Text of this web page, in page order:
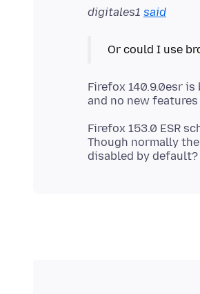
digitales1 said
Firefox 140.9.0esr
Firefox 153.0 ESR
Though normally